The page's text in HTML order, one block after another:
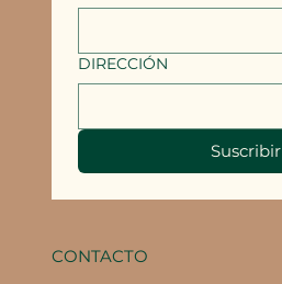
DIRECCIÓN
Suscribir
CONTACTO